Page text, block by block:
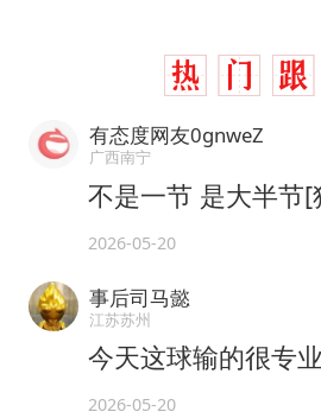
有态度网友0gnweZ
广西南宁
不是一节 是大半节[
2026-05-20
事后司马懿
江苏苏州
今天这球输的很专业
2026-05-20